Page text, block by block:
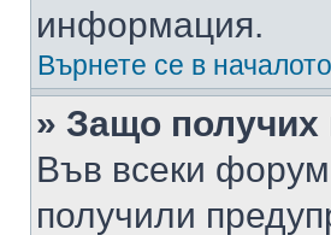
информация.
Върнете се в началото
» Защо
Във всеки
получили